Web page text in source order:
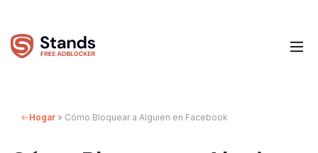
Hogar » Cómo Bloquear a Alguien en Facebook